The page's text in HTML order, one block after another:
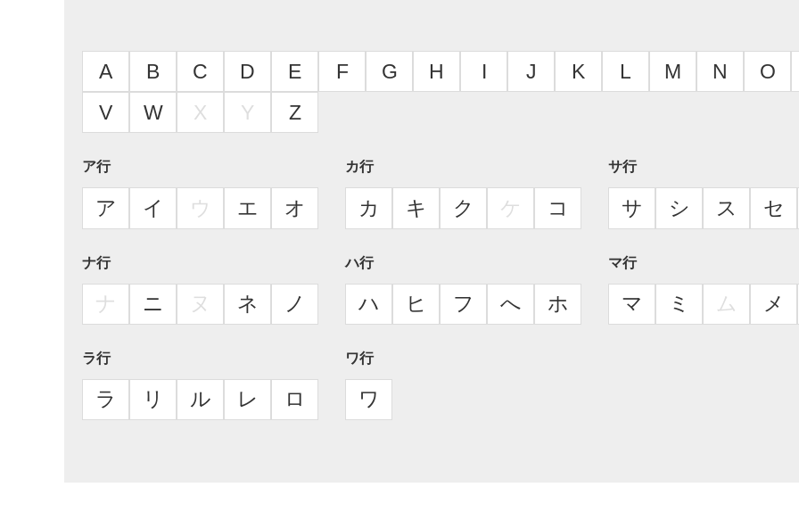
A B C D E F G H I J K L M N
O
V
W X Y Z
ア行
ア イ ウ エ オ
カ行
カ キ ク ケ コ
サ行
サ シ ス セ
ナ行
ナ ニ ヌ ネ ノ
ハ行
ハ ヒ フ へ ホ
マ行
マ ミ ム メ
ラ行
ラ リ ル レ ロ
ワ行
ワ